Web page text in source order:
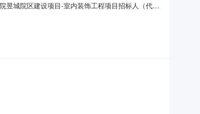
昱城院区建设项目-室内装饰工程项目招标人（代理
、黄山市公共资源交易监督管理局）交易平台安